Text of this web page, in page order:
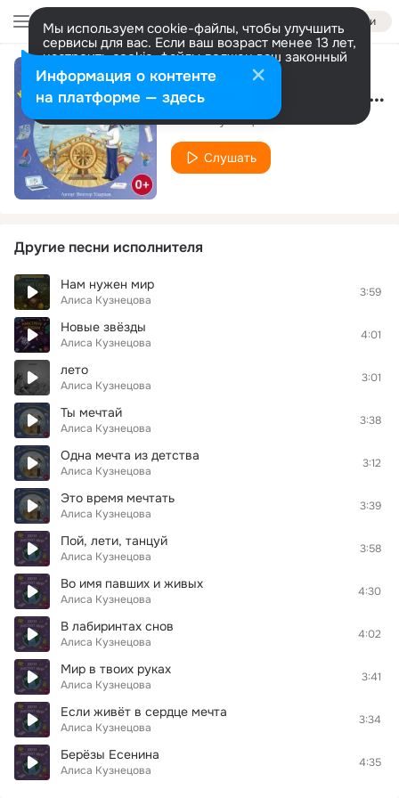
Войти
Мы используем cookie-файлы, чтобы улучшить
сервисы для вас. Если ваш возраст менее 13 лет,
настроить cookie-файлы должен ваш законный
представитель. Больше информации
Разрешить все Настроить Медвежонок из детства
Алиса Кузнецова
Слушать
Другие песни исполнителя
Нам нужен мир
Алиса Кузнецова
3:59
Новые звёзды
Алиса Кузнецова
4:01
лето
Алиса Кузнецова
3:01
Ты мечтай
Алиса Кузнецова
3:38
Одна мечта из детства
Алиса Кузнецова
3:12
Это время мечтать
Алиса Кузнецова
3:39
Пой, лети, танцуй
Алиса Кузнецова
3:58
Во имя павших и живых
Алиса Кузнецова
4:30
В лабиринтах снов
Алиса Кузнецова
4:02
Мир в твоих руках
Алиса Кузнецова
3:41
Если живёт в сердце мечта
Алиса Кузнецова
3:34
Берёзы Есенина
Алиса Кузнецова
4:35
Информация о контенте
на платформе — здесь